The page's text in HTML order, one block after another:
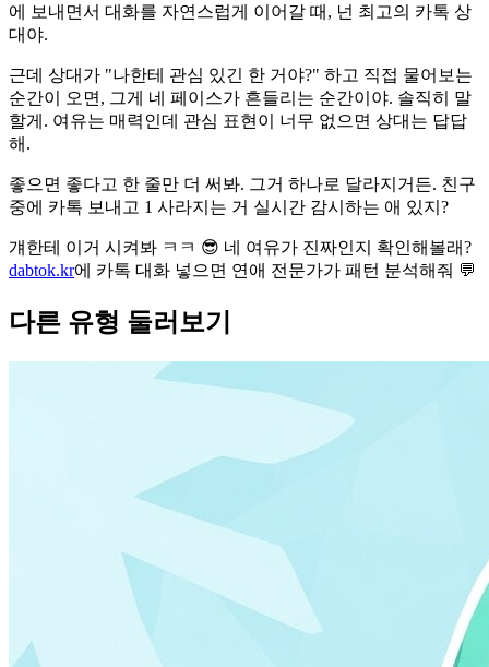
에 보내면서 대화를 자연스럽게 이어갈 때, 넌 최고의 카톡 상
대야.
근데 상대가 "나한테 관심 있긴 한 거야?" 하고 직접 물어보는
순간이 오면, 그게 네 페이스가 흔들리는 순간이야. 솔직히 말
할게. 여유는 매력인데 관심 표현이 너무 없으면 상대는 답답
해.
좋으면 좋다고 한 줄만 더 써봐. 그거 하나로 달라지거든. 친구
중에 카톡 보내고 1 사라지는 거 실시간 감시하는 애 있지?
걔한테 이거 시켜봐 ㅋㅋ 😎 네 여유가 진짜인지 확인해볼래?
dabtok.kr에 카톡 대화 넣으면 연애 전문가가 패턴 분석해줘 💬
다른 유형 둘러보기